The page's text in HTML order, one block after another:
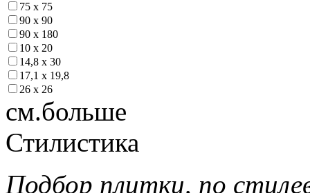
75 х 75
90 х 90
90 х 180
10 х 20
14,8 х 30
17,1 х 19,8
26 х 26
см.больше
Стилистика
Подбор плитки, по